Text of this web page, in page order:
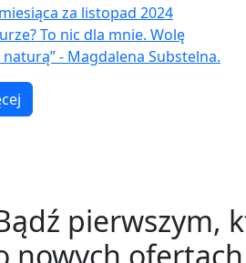
za listopad 2024
To nic dla mnie. Wolę
- Magdalena Substelna.
pierwszym,
nowych